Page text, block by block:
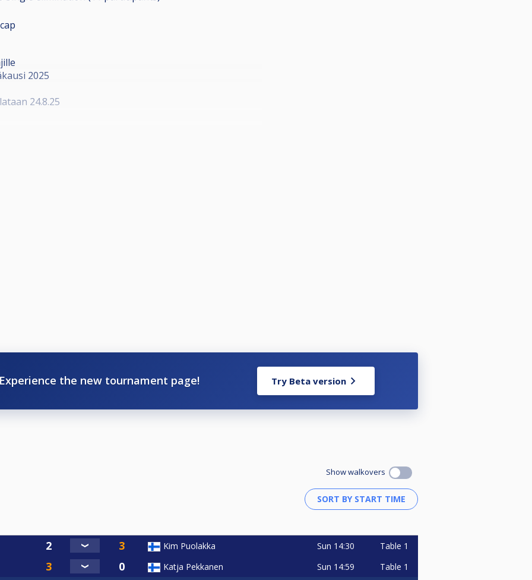
2025
24.8.25
alkoholilakia koko tapahtuman ajan.
Experience the new tournament page! Try Beta version
Show walkovers
Kim Puolakka Sun 14:30 Table 1
Katja Pekkanen Sun 14:59 Table 1